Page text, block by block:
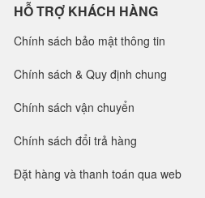
HỖ TRỢ KHÁCH HÀNG
Chính sách bảo mật thông tin
Chính sách & Quy định chung
Chính sách vận chuyển
Chính sách đổi trả hàng
Đặt hàng và thanh toán qua web